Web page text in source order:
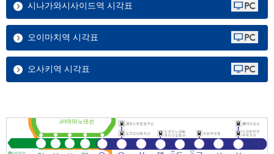
시나가와시사이드역 시각표
오이마치역 시각표
오사키역 시각표